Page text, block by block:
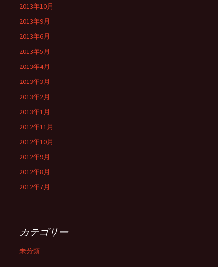
2013年10月
2013年9月
2013年6月
2013年5月
2013年4月
2013年3月
2013年2月
2013年1月
2012年11月
2012年10月
2012年9月
2012年8月
2012年7月
カテゴリー
未分類